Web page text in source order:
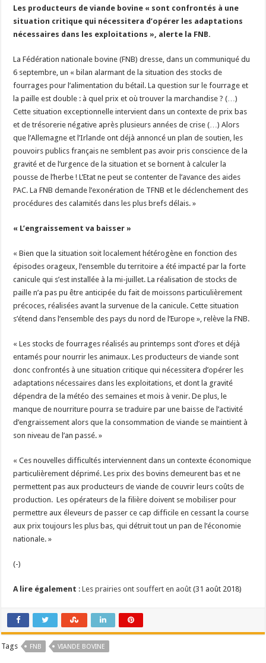
Un été fructueux pour Lactalis
Les producteurs de viande bovine « sont confrontés à une
situation critique qui nécessitera d’opérer les adaptations
nécessaires dans les exploitations », alerte la FNB.
La Fédération nationale bovine (FNB) dresse, dans un communiqué du
6 septembre, un « bilan alarmant de la situation des stocks de
fourrages pour l’alimentation du bétail. La question sur le fourrage et
la paille est double : à quel prix et où trouver la marchandise ? (…)
Cette situation exceptionnelle intervient dans un contexte de prix bas
et de trésorerie négative après plusieurs années de crise (…) Alors
que l’Allemagne et l’Irlande ont déjà annoncé un plan de soutien, les
pouvoirs publics français ne semblent pas avoir pris conscience de la
gravité et de l’urgence de la situation et se bornent à calculer la
pousse de l’herbe ! L’Etat ne peut se contenter de l’avance des aides
PAC. La FNB demande l’exonération de TFNB et le déclenchement des
procédures des calamités dans les plus brefs délais. »
« L’engraissement va baisser »
« Bien que la situation soit localement hétérogène en fonction des
épisodes orageux, l’ensemble du territoire a été impacté par la forte
canicule qui s’est installée à la mi-juillet. La réalisation de stocks de
paille n’a pas pu être anticipée du fait de moissons particulièrement
précoces, réalisées avant la survenue de la canicule. Cette situation
s’étend dans l’ensemble des pays du nord de l’Europe », relève la FNB.
« Les stocks de fourrages réalisés au printemps sont d’ores et déjà
entamés pour nourrir les animaux. Les producteurs de viande sont
donc confrontés à une situation critique qui nécessitera d’opérer les
adaptations nécessaires dans les exploitations, et dont la gravité
dépendra de la météo des semaines et mois à venir. De plus, le
manque de nourriture pourra se traduire par une baisse de l’activité
d’engraissement alors que la consommation de viande se maintient à
son niveau de l’an passé. »
« Ces nouvelles difficultés interviennent dans un contexte économique
particulièrement déprimé. Les prix des bovins demeurent bas et ne
permettent pas aux producteurs de viande de couvrir leurs coûts de
production. Les opérateurs de la filière doivent se mobiliser pour
permettre aux éleveurs de passer ce cap difficile en cessant la course
aux prix toujours les plus bas, qui détruit tout un pan de l’économie
nationale. »
(-)
A lire également :Les prairies ont souffert en août (31 août 2018)
Tags FNB VIANDE BOVINE